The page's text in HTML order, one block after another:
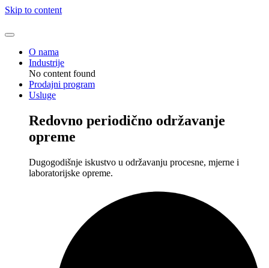
Skip to content
O nama
Industrije
No content found
Prodajni program
Usluge
Redovno periodično održavanje
opreme
Dugogodišnje iskustvo u održavanju procesne, mjerne i
laboratorijske opreme.